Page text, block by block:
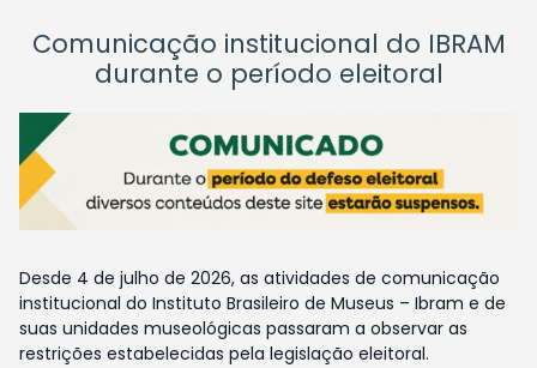
Comunicação institucional do IBRAM
durante o período eleitoral
Desde 4 de julho de 2026, as atividades de comunicação
institucional do Instituto Brasileiro de Museus – Ibram e de
suas unidades museológicas passaram a observar as
restrições estabelecidas pela legislação eleitoral.